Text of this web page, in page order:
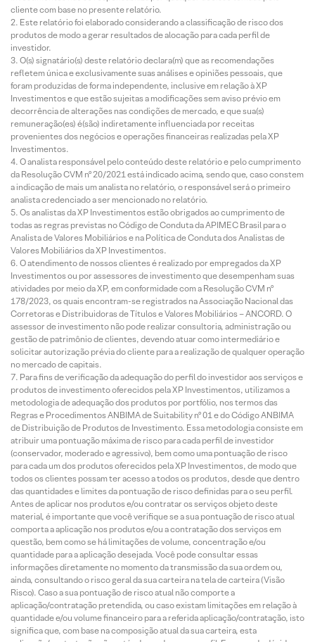
cliente com base no presente relatório.
Este relatório foi elaborado considerando a classificação de risco dos
produtos de modo a gerar resultados de alocação para cada perfil de
investidor.
O(s) signatário(s) deste relatório declara(m) que as recomendações
refletem única e exclusivamente suas análises e opiniões pessoais, que
foram produzidas de forma independente, inclusive em relação à XP
Investimentos e que estão sujeitas a modificações sem aviso prévio em
decorrência de alterações nas condições de mercado, e que sua(s)
remuneração(es) é(são) indiretamente influenciada por receitas
provenientes dos negócios e operações financeiras realizadas pela XP
Investimentos.
O analista responsável pelo conteúdo deste relatório e pelo cumprimento
da Resolução CVM nº 20/2021 está indicado acima, sendo que, caso constem
a indicação de mais um analista no relatório, o responsável será o primeiro
analista credenciado a ser mencionado no relatório.
Os analistas da XP Investimentos estão obrigados ao cumprimento de
todas as regras previstas no Código de Conduta da APIMEC Brasil para o
Analista de Valores Mobiliários e na Política de Conduta dos Analistas de
Valores Mobiliários da XP Investimentos.
O atendimento de nossos clientes é realizado por empregados da XP
Investimentos ou por assessores de investimento que desempenham suas
atividades por meio da XP, em conformidade com a Resolução CVM nº
178/2023, os quais encontram-se registrados na Associação Nacional das
Corretoras e Distribuidoras de Títulos e Valores Mobiliários – ANCORD. O
assessor de investimento não pode realizar consultoria, administração ou
gestão de patrimônio de clientes, devendo atuar como intermediário e
solicitar autorização prévia do cliente para a realização de qualquer operação
no mercado de capitais.
Para fins de verificação da adequação do perfil do investidor aos serviços e
produtos de investimento oferecidos pela XP Investimentos, utilizamos a
metodologia de adequação dos produtos por portfólio, nos termos das
Regras e Procedimentos ANBIMA de Suitability nº 01 e do Código ANBIMA
de Distribuição de Produtos de Investimento. Essa metodologia consiste em
atribuir uma pontuação máxima de risco para cada perfil de investidor
(conservador, moderado e agressivo), bem como uma pontuação de risco
para cada um dos produtos oferecidos pela XP Investimentos, de modo que
todos os clientes possam ter acesso a todos os produtos, desde que dentro
das quantidades e limites da pontuação de risco definidas para o seu perfil.
Antes de aplicar nos produtos e/ou contratar os serviços objeto deste
material, é importante que você verifique se a sua pontuação de risco atual
comporta a aplicação nos produtos e/ou a contratação dos serviços em
questão, bem como se há limitações de volume, concentração e/ou
quantidade para a aplicação desejada. Você pode consultar essas
informações diretamente no momento da transmissão da sua ordem ou,
ainda, consultando o risco geral da sua carteira na tela de carteira (Visão
Risco). Caso a sua pontuação de risco atual não comporte a
aplicação/contratação pretendida, ou caso existam limitações em relação à
quantidade e/ou volume financeiro para a referida aplicação/contratação, isto
significa que, com base na composição atual da sua carteira, esta